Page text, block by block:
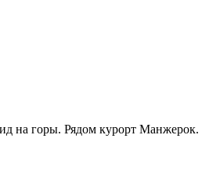
на горы. Рядом курорт Манжерок.